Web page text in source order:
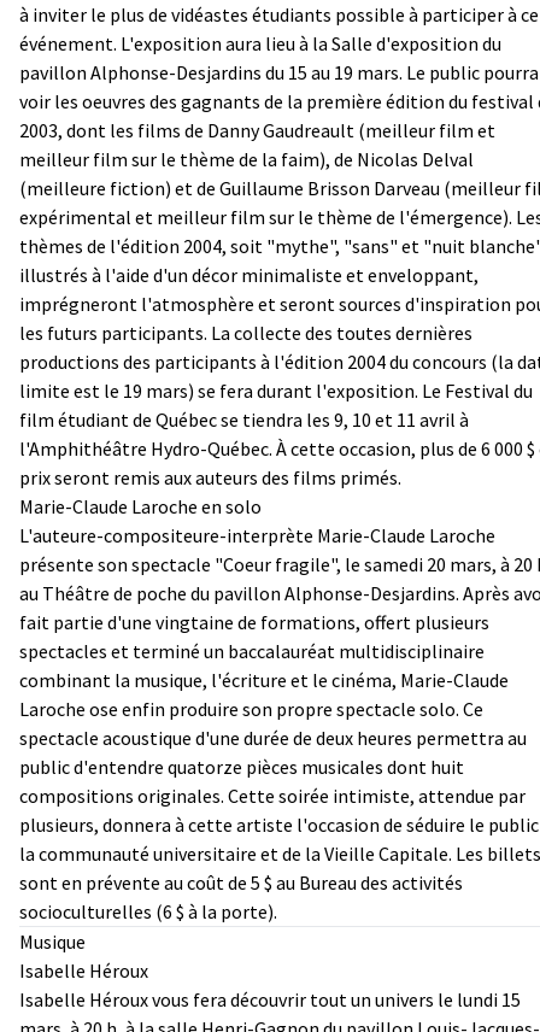
à inviter le plus de vidéastes étudiants possible à participer à
événement. L'exposition aura lieu à la Salle d'exposition du
pavillon Alphonse-Desjardins du 15 au 19 mars. Le public
voir les oeuvres des gagnants de la première édition du festival
2003, dont les films de Danny Gaudreault (meilleur film et
meilleur film sur le thème de la faim), de Nicolas Delval
(meilleure fiction) et de Guillaume Brisson Darveau (meilleur
expérimental et meilleur film sur le thème de l'émergence).
thèmes de l'édition 2004, soit "mythe", "sans" et "nuit
illustrés à l'aide d'un décor minimaliste et enveloppant,
imprégneront l'atmosphère et seront sources d'inspiration
les futurs participants. La collecte des toutes dernières
productions des participants à l'édition 2004 du concours (la
limite est le 19 mars) se fera durant l'exposition. Le Festival du
film étudiant de Québec se tiendra les 9, 10 et 11 avril à
l'Amphithéâtre Hydro-Québec. À cette occasion, plus de 6 000 $
prix seront remis aux auteurs des films primés.
Marie-Claude Laroche en solo
L'auteure-compositeure-interprète Marie-Claude Laroche
présente son spectacle "Coeur fragile", le samedi 20 mars, à 20
au Théâtre de poche du pavillon Alphonse-Desjardins. Après
fait partie d'une vingtaine de formations, offert plusieurs
spectacles et terminé un baccalauréat multidisciplinaire
combinant la musique, l'écriture et le cinéma, Marie-Claude
Laroche ose enfin produire son propre spectacle solo. Ce
spectacle acoustique d'une durée de deux heures permettra au
public d'entendre quatorze pièces musicales dont huit
compositions originales. Cette soirée intimiste, attendue par
plusieurs, donnera à cette artiste l'occasion de séduire le
la communauté universitaire et de la Vieille Capitale. Les billets
sont en prévente au coût de 5 $ au Bureau des activités
socioculturelles (6 $ à la porte).
Musique
Isabelle Héroux
Isabelle Héroux vous fera découvrir tout un univers le lundi 15